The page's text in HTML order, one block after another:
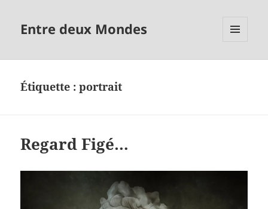
Entre deux Mondes
Étiquette :portrait
Regard Figé…